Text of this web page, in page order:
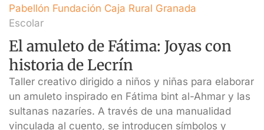
Pabellón Fundación Caja Rural Granada
Escolar
El amuleto de Fátima: Joyas con
historia de Lecrín
Taller creativo dirigido a niños y niñas para elaborar
un amuleto inspirado en Fátima bint al-Ahmar y las
sultanas nazaríes. A través de una manualidad
vinculada al cuento, se introducen símbolos y